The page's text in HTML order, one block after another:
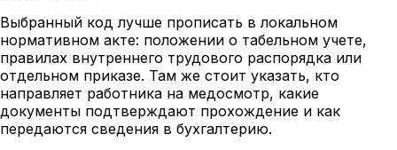
Выбранный код лучше прописать в локальном
нормативном акте: положении о табельном учете,
правилах внутреннего трудового распорядка или
отдельном приказе. Там же стоит указать, кто
направляет работника на медосмотр, какие
документы подтверждают прохождение и как
передаются сведения в бухгалтерию.